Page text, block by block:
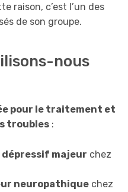
raison, c’est l’un des
de son groupe.
nous
pour le traitement et
troubles :
majeur chez
neuropathiquechez